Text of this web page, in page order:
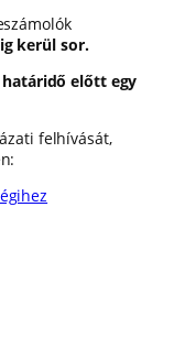
kerül sor.
határidő előtt egy
felhívását,